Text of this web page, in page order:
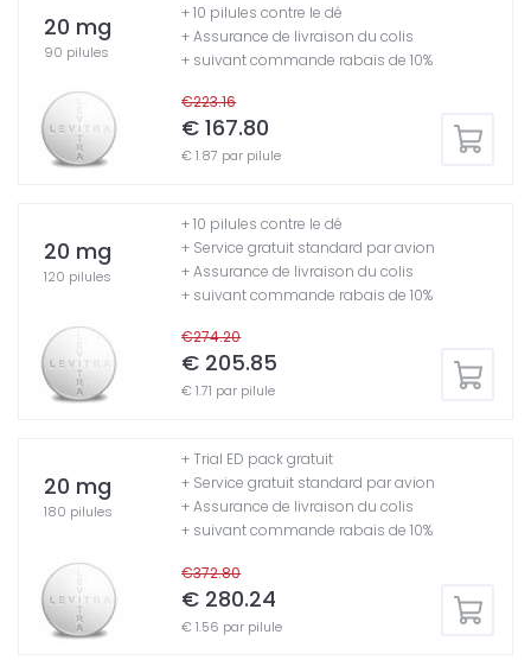
20 mg
90 pilules
€223.16
€ 167.80
€ 1.87 par pilule
+ 10 pilules contre le dé
+ Assurance de livraison du colis
+ suivant commande rabais de 10%
20 mg
120 pilules
€274.20
€ 205.85
€ 1.71 par pilule
+ 10 pilules contre le dé
+ Service gratuit standard par avion
+ Assurance de livraison du colis
+ suivant commande rabais de 10%
20 mg
180 pilules
€372.80
€ 280.24
€ 1.56 par pilule
+ Trial ED pack gratuit
+ Service gratuit standard par avion
+ Assurance de livraison du colis
+ suivant commande rabais de 10%